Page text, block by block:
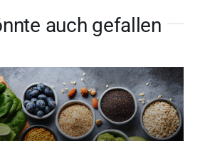
auch gefallen